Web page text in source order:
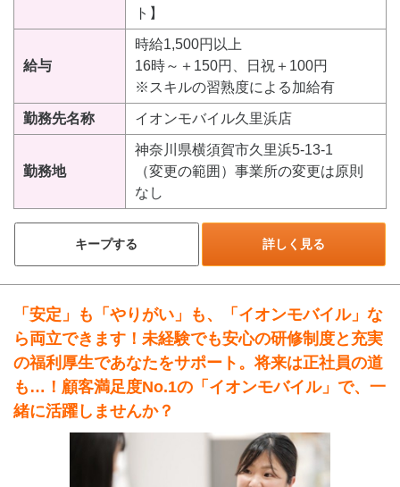
ト】
給与
時給1,500円以上
16時～＋150円、日祝＋100円
※スキルの習熟度による加給有
勤務先名称 イオンモバイル久里浜店
勤務地
神奈川県横須賀市久里浜5-13-1
（変更の範囲）事業所の変更は原則
なし
キープする 詳しく見る
「安定」も「やりがい」も、「イオンモバイル」な
ら両立できます！未経験でも安心の研修制度と充実
の福利厚生であなたをサポート。将来は正社員の道
も…！顧客満足度No.1の「イオンモバイル」で、一
緒に活躍しませんか？